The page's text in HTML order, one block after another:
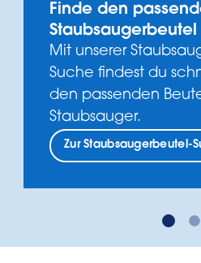
Finde den
Staubsaugerbeutel
Mit unserer
Suche findest du
den passenden
Staubsauger.
Zur Staubsaugerbeutel-